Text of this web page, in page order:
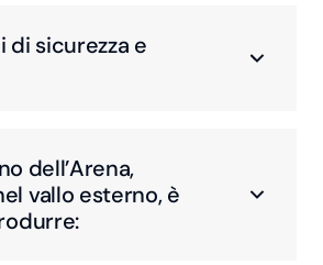
di sicurezza e
dell’Arena,
vallo esterno, è